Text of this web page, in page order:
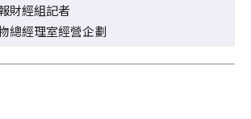
財經組記者
總經理室經營企劃